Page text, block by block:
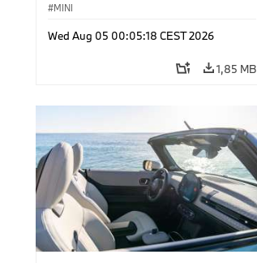
MINI
Wed Aug 05 00:05:18 CEST 2026
1,85 MB